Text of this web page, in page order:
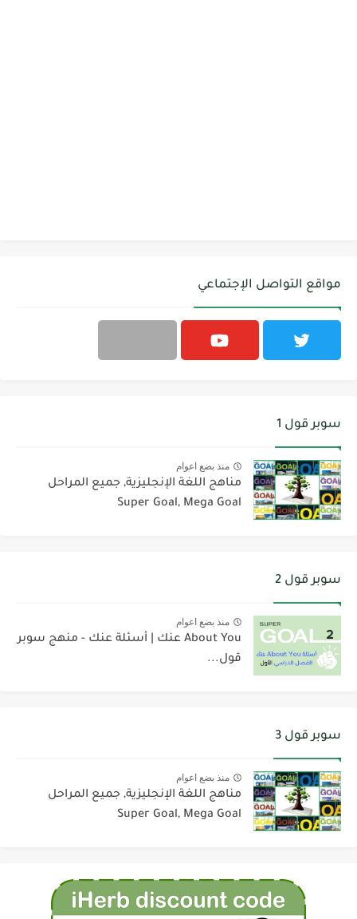
مواقع التواصل الإجتماعي
سوبر قول 1
منذ بضع اعوام
مناهج اللغة الإنجليزية, جميع المراحل
Super Goal, Mega Goal
سوبر قول 2
منذ بضع اعوام
About You عنك | أسئلة عنك - منهج سوبر
قول...
سوبر قول 3
منذ بضع اعوام
مناهج اللغة الإنجليزية, جميع المراحل
Super Goal, Mega Goal